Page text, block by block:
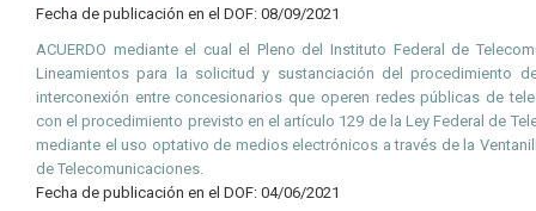
Fecha de publicación en el DOF: 08/09/2021
ACUERDO mediante el cual el Pleno del Instituto Federal de
Lineamientos para la solicitud y sustanciación del procedimiento
interconexión entre concesionarios que operen redes públicas de
con el procedimiento previsto en el artículo 129 de la Ley Federal de
mediante el uso optativo de medios electrónicos a través de la
de Telecomunicaciones.
Fecha de publicación en el DOF: 04/06/2021